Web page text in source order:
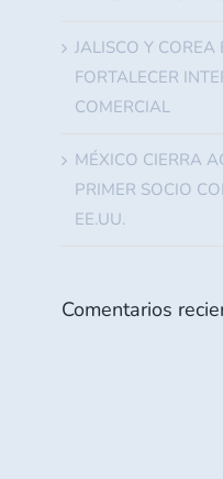
JALISCO Y COREA
FORTALECER
COMERCIAL
MÉXICO CIERRA
PRIMER SOCIO
EE.UU.
Comentarios